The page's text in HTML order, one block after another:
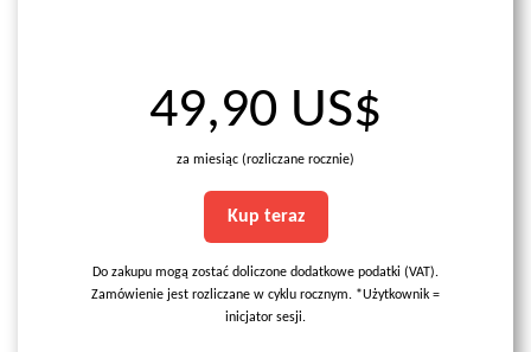
49,90 US$
za miesiąc (rozliczane rocznie)
Kup teraz
Do zakupu mogą zostać doliczone dodatkowe podatki (VAT).
Zamówienie jest rozliczane w cyklu rocznym. *Użytkownik =
inicjator sesji.